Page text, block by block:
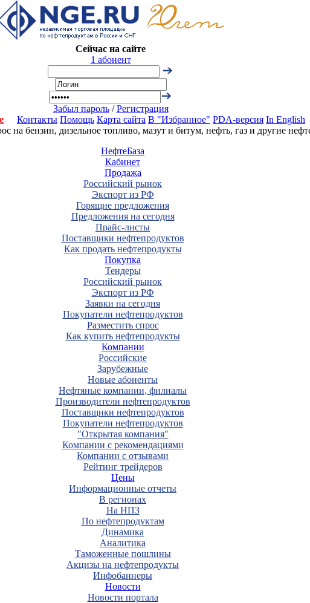
Сейчас на сайте
1 абонент
Забыл пароль/Регистрация
Контакты Помощь Карта сайта В "Избранное" PDA-версия In English
на бензин, дизельное топливо, мазут и битум, нефть, газ и другие
НефтеБаза
Кабинет
Продажа
Российский рынок
Экспорт из РФ
Горящие предложения
Предложения на сегодня
Прайс-листы
Поставщики нефтепродуктов
Как продать нефтепродукты
Покупка
Тендеры
Российский рынок
Экспорт из РФ
Заявки на сегодня
Покупатели нефтепродуктов
Разместить спрос
Как купить нефтепродукты
Компании
Российские
Зарубежные
Новые абоненты
Нефтяные компании, филиалы
Производители нефтепродуктов
Поставщики нефтепродуктов
Покупатели нефтепродуктов
"Открытая компания"
Компании с рекомендациями
Компании с отзывами
Рейтинг трейдеров
Цены
Информационные отчеты
В регионах
На НПЗ
По нефтепродуктам
Динамика
Аналитика
Таможенные пошлины
Акцизы на нефтепродукты
Инфобаннеры
Новости
Новости портала